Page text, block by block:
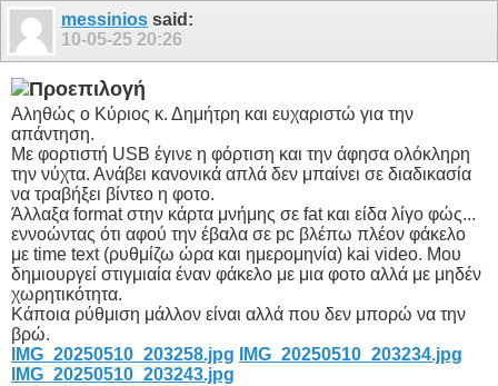
messinios said:
10-05-25 20:26
Αληθώς ο Κύριος κ. Δημήτρη και ευχαριστώ για την
απάντηση.
Με φορτιστή USB έγινε η φόρτιση και την άφησα ολόκληρη
την νύχτα. Ανάβει κανονικά απλά δεν μπαίνει σε διαδικασία
να τραβήξει βίντεο η φοτο.
Άλλαξα format στην κάρτα μνήμης σε fat και είδα λίγο φώς...
εννοώντας ότι αφού την έβαλα σε pc βλέπω πλέον φάκελο
με time text (ρυθμίζω ώρα και ημερομηνία) kai video. Μου
δημιουργεί στιγμιαία έναν φάκελο με μια φοτο αλλά με μηδέν
χωρητικότητα.
Κάποια ρύθμιση μάλλον είναι αλλά που δεν μπορώ να την
βρώ.
IMG_20250510_203258.jpg
IMG_20250510_203234.jpg
IMG_20250510_203243.jpg